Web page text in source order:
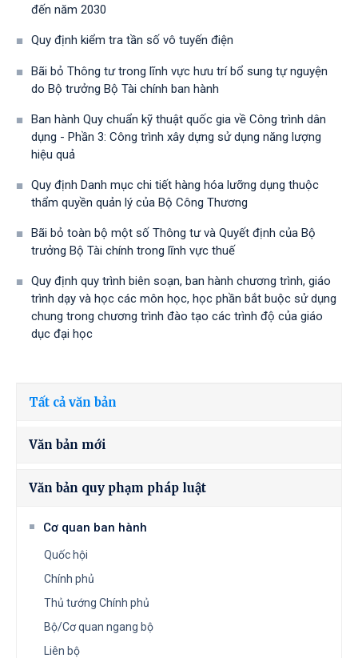
đến năm 2030
Quy định kiểm tra tần số vô tuyến điện
Bãi bỏ Thông tư trong lĩnh vực hưu trí bổ sung tự nguyện
do Bộ trưởng Bộ Tài chính ban hành
Ban hành Quy chuẩn kỹ thuật quốc gia về Công trình dân
dụng - Phần 3: Công trình xây dựng sử dụng năng lượng
hiệu quả
Quy định Danh mục chi tiết hàng hóa lưỡng dụng thuộc
thẩm quyền quản lý của Bộ Công Thương
Bãi bỏ toàn bộ một số Thông tư và Quyết định của Bộ
trưởng Bộ Tài chính trong lĩnh vực thuế
Quy định quy trình biên soạn, ban hành chương trình, giáo
trình dạy và học các môn học, học phần bắt buộc sử dụng
chung trong chương trình đào tạo các trình độ của giáo
dục đại học
Tất cả văn bản
Văn bản mới
Văn bản quy phạm pháp luật
Cơ quan ban hành
Quốc hội
Chính phủ
Thủ tướng Chính phủ
Bộ/Cơ quan ngang bộ
Liên bộ